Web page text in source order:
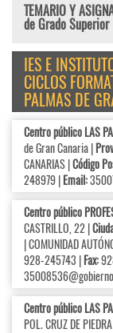
TEMARIO Y
de Grado Superior
IES E
CICLOS
PALMAS DE
Centro público LAS
de Gran Canaria |
CANARIAS |Código
248979 |Email:
Centro público
CASTRILLO, 22 |
| COMUNIDAD
928-245743 |Fax:
Centro público LAS
POL. CRUZ DE